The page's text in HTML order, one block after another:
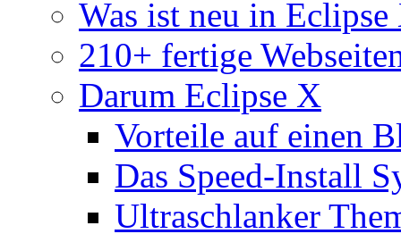
Was ist neu in Eclipse
210+ fertige
Darum Eclipse X
Vorteile auf einen
Das Speed-Install
Ultraschlanker